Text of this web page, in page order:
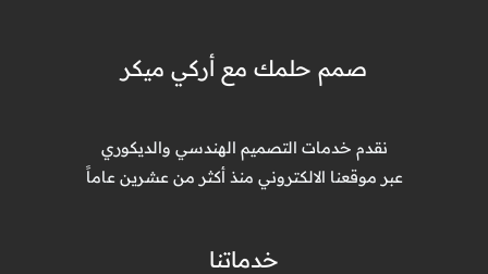
صمم حلمك مع أركي ميكر
نقدم خدمات التصميم الهندسي والديكوري
عبر موقعنا الالكتروني منذ أكثر من عشرين عاماً
خدماتنا